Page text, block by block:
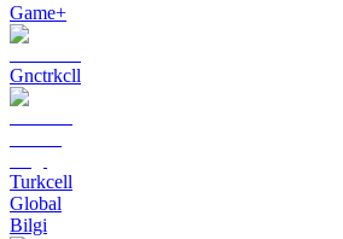
Game+
Gnctrkcll
Turkcell
Global
Bilgi